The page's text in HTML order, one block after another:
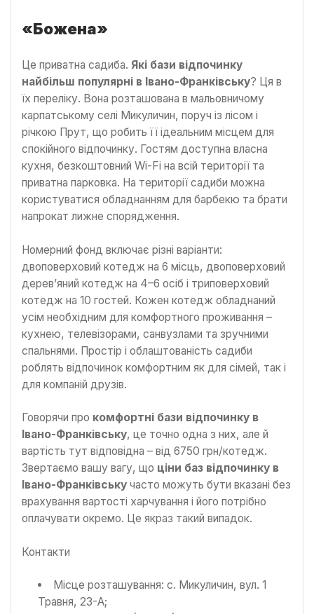
«Божена»
Це приватна садиба. Які бази відпочинку
найбільш популярні в Івано-Франківську? Ця в
їх переліку. Вона розташована в мальовничому
карпатському селі Микуличин, поруч із лісом і
річкою Прут, що робить її ідеальним місцем для
спокійного відпочинку. Гостям доступна власна
кухня, безкоштовний Wi-Fi на всій території та
приватна парковка. На території садиби можна
користуватися обладнанням для барбекю та брати
напрокат лижне спорядження.
Номерний фонд включає різні варіанти:
двоповерховий котедж на 6 місць, двоповерховий
дерев’яний котедж на 4–6 осіб і триповерховий
котедж на 10 гостей. Кожен котедж обладнаний
усім необхідним для комфортного проживання –
кухнею, телевізорами, санвузлами та зручними
спальнями. Простір і облаштованість садиби
роблять відпочинок комфортним як для сімей, так і
для компаній друзів.
Говорячи про комфортні бази відпочинку в
Івано-Франківську, це точно одна з них, але й
вартість тут відповідна – від 6750 грн/котедж.
Звертаємо вашу вагу, що ціни баз відпочинку в
Івано-Франківську часто можуть бути вказані без
врахування вартості харчування і його потрібно
оплачувати окремо. Це якраз такий випадок.
Контакти
Місце розташування: с. Микуличин, вул. 1
Травня, 23-А;